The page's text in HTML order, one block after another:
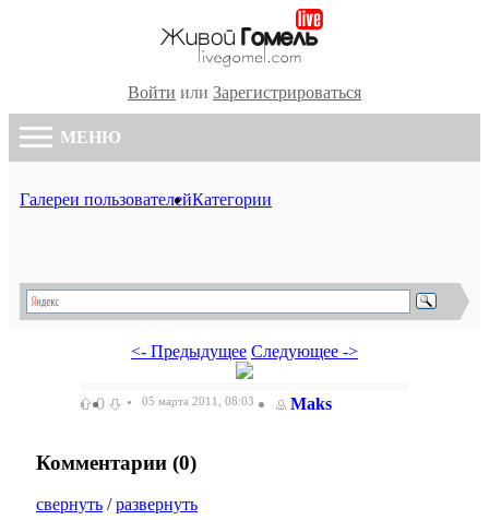
Войти или Зарегистрироваться
МЕНЮ
Галереи пользователейКатегории
<- Предыдущее Следующее ->
0 05 марта 2011, 08:03 Maks
Комментарии (0)
свернуть /развернуть